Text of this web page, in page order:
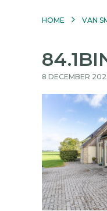
HOME VAN
8 DECEMBER